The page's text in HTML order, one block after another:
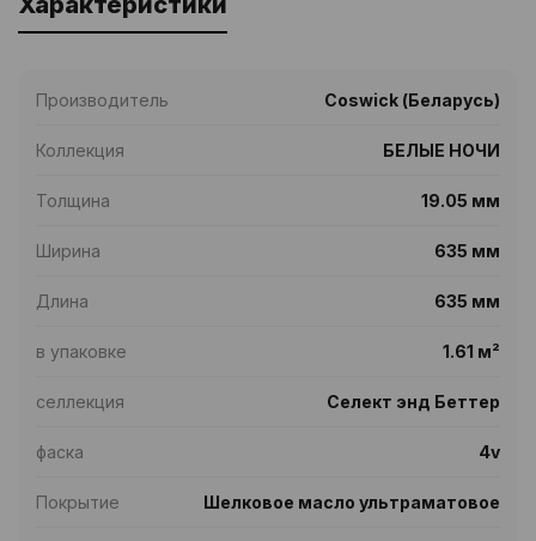
Производитель Coswick (Беларусь)
Коллекция БЕЛЫЕ НОЧИ
Толщина 19.05 мм
Ширина 635 мм
Длина 635 мм
в упаковке 1.61 м²
селлекция Селект энд Беттер
фаска 4v
Покрытие Шелковое масло ультраматовое